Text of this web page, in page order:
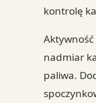
kontrolę
nadmiar
paliwa.